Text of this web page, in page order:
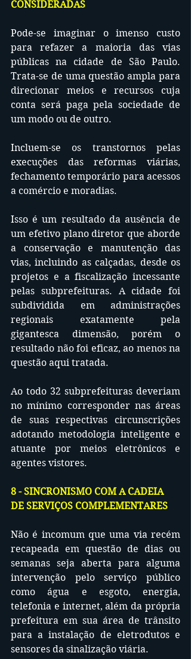
CONSIDERADAS
Pode-se imaginar o imenso custo
para refazer a maioria das vias
públicas na cidade de São Paulo.
Trata-se de uma questão ampla para
direcionar meios e recursos cuja
conta será paga pela sociedade de
um modo ou de outro.
Incluem-se os transtornos pelas
execuções das reformas viárias,
fechamento temporário para acessos
a comércio e moradias.
Isso é um resultado da ausência de
um efetivo plano diretor que aborde
a conservação e manutenção das
vias, incluindo as calçadas, desde os
projetos e a fiscalização incessante
pelas subprefeituras. A cidade foi
subdividida em administrações
regionais exatamente pela
gigantesca dimensão, porém o
resultado não foi eficaz, ao menos na
questão aqui tratada.
Ao todo 32 subprefeituras deveriam
no mínimo corresponder nas áreas
de suas respectivas circunscrições
adotando metodologia inteligente e
atuante por meios eletrônicos e
agentes vistores.
8 - SINCRONISMO COM A CADEIA
DE SERVIÇOS COMPLEMENTARES
Não é incomum que uma via recém
recapeada em questão de dias ou
semanas seja aberta para alguma
intervenção pelo serviço público
como água e esgoto, energia,
telefonia e internet, além da própria
prefeitura em sua área de trânsito
para a instalação de eletrodutos e
sensores da sinalização viária.